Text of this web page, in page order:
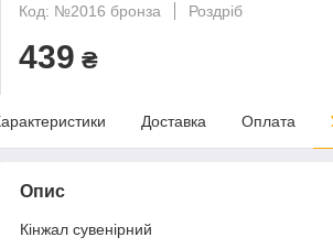
Код: №2016 бронза
Роздріб
439 ₴
Доставка Оплата
Опис
Кінжал сувенірний